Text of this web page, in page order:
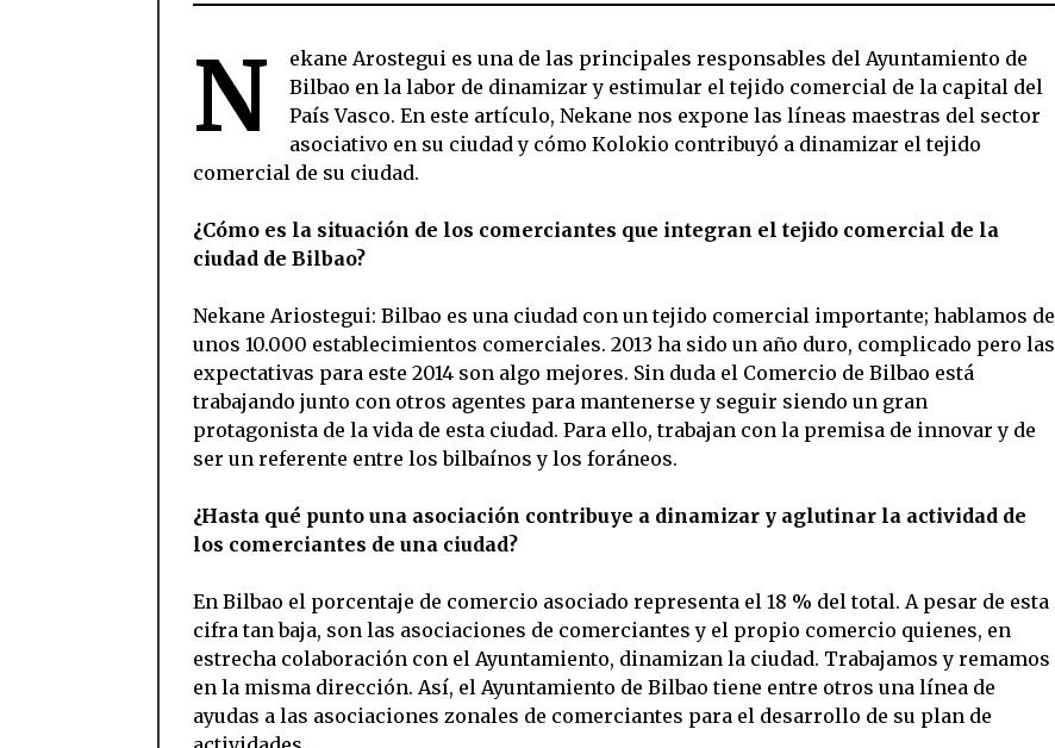
N
ekane Arostegui es una de las principales responsables del Ayuntamiento de
Bilbao en la labor de dinamizar y estimular el tejido comercial de la capital del
País Vasco. En este artículo, Nekane nos expone las líneas maestras del sector
asociativo en su ciudad y cómo Kolokio contribuyó a dinamizar el tejido
comercial de su ciudad.
¿Cómo es la situación de los comerciantes que integran el tejido comercial de la
ciudad de Bilbao?
Nekane Ariostegui: Bilbao es una ciudad con un tejido comercial importante; hablamos de
unos 10.000 establecimientos comerciales. 2013 ha sido un año duro, complicado pero las
expectativas para este 2014 son algo mejores. Sin duda el Comercio de Bilbao está
trabajando junto con otros agentes para mantenerse y seguir siendo un gran
protagonista de la vida de esta ciudad. Para ello, trabajan con la premisa de innovar y de
ser un referente entre los bilbaínos y los foráneos.
¿Hasta qué punto una asociación contribuye a dinamizar y aglutinar la actividad de
los comerciantes de una ciudad?
En Bilbao el porcentaje de comercio asociado representa el 18 % del total. A pesar de esta
cifra tan baja, son las asociaciones de comerciantes y el propio comercio quienes, en
estrecha colaboración con el Ayuntamiento, dinamizan la ciudad. Trabajamos y remamos
en la misma dirección. Así, el Ayuntamiento de Bilbao tiene entre otros una línea de
ayudas a las asociaciones zonales de comerciantes para el desarrollo de su plan de